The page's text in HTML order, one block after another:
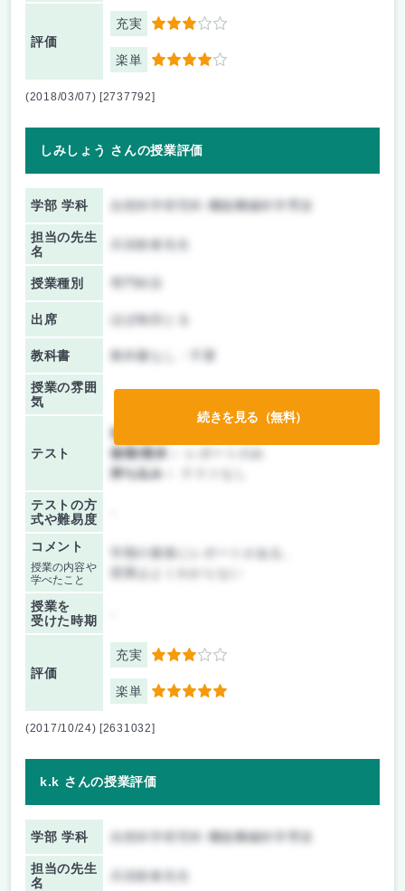
評価
充実 3
楽単 4
(2018/03/07) [2737792]
しみしょう さんの授業評価
学部 学科 自然科学研究科 機能機械科学専攻
担当の先生
名
兵頭政春先生
授業種別
出席 ほぼ毎回とる
教科書 教科書なし・不要
授業の雰囲
気
テスト
前期/中間：
後期/期末：
持ち込み：
テストの方
式や難易度
コメント
授業の内容や
学べたこと
学期の最後にレポートがある。
授業を
受けた時期
評価
充実 3
楽単 5
続きを見る（無料）
(2017/10/24) [2631032]
k.k さんの授業評価
学部 学科 自然科学研究科 機能機械科学専攻
担当の先生
名
兵頭政春先生